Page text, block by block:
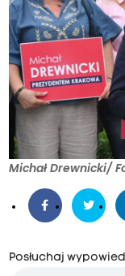
Michał Drewnicki/
Posłuchaj